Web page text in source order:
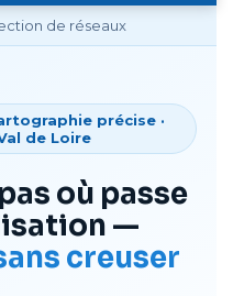
de réseaux
précise ·
de Loire
où passe
—
creuser